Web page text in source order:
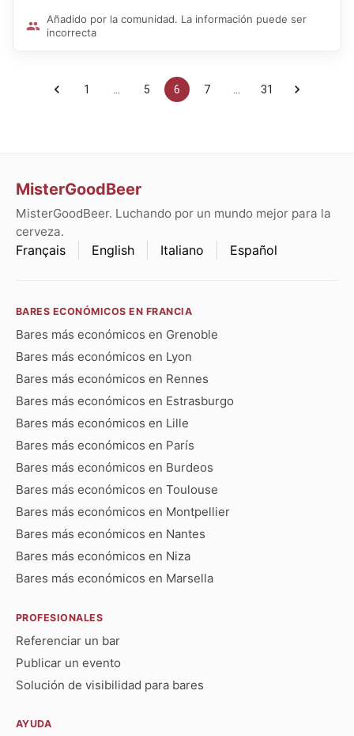
Añadido por la comunidad. La información puede ser
incorrecta
1 5 6 7 31
MisterGoodBeer
MisterGoodBeer. Luchando por un mundo mejor para la
cerveza.
Français English Italiano Español
BARES ECONÓMICOS EN FRANCIA
Bares más económicos en Grenoble
Bares más económicos en Lyon
Bares más económicos en Rennes
Bares más económicos en Estrasburgo
Bares más económicos en Lille
Bares más económicos en París
Bares más económicos en Burdeos
Bares más económicos en Toulouse
Bares más económicos en Montpellier
Bares más económicos en Nantes
Bares más económicos en Niza
Bares más económicos en Marsella
PROFESIONALES
Referenciar un bar
Publicar un evento
Solución de visibilidad para bares
AYUDA